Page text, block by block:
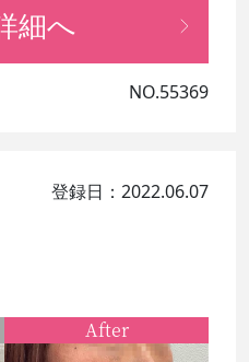
細へ
NO.55369
登録日：2022.06.07
After